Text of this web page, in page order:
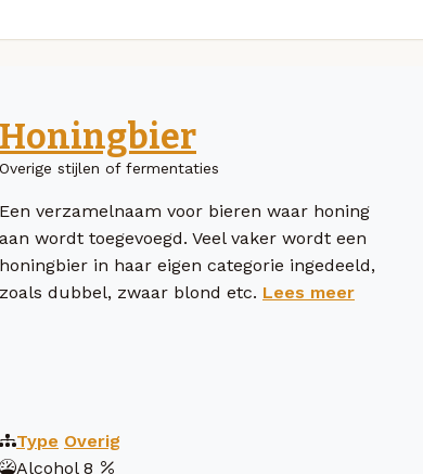
Honingbier
Overige stijlen of fermentaties
Een verzamelnaam voor bieren waar honing
aan wordt toegevoegd. Veel vaker wordt een
honingbier in haar eigen categorie ingedeeld,
zoals dubbel, zwaar blond etc. Lees meer
Type Overig
Alcohol 8